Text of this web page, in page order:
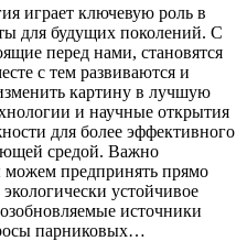
играет ключевую роль в
для будущих поколений. С
перед нами, становятся
с тем развиваются и
картину в лучшую
и научные открытия
для более эффективного
средой. Важно
предпринять прямо
устойчивое
источники
парниковых…